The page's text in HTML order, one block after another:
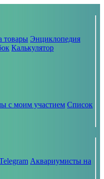
товары Энциклопедия
Калькулятор
с моим участием Список
Аквариумисты на